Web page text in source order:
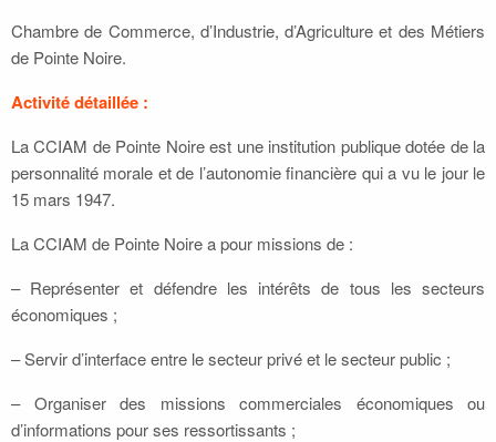
Chambre de Commerce, d’Industrie, d’Agriculture et des Métiers
de Pointe Noire.
Activité détaillée :
La CCIAM de Pointe Noire est une institution publique dotée de la
personnalité morale et de l’autonomie financière qui a vu le jour le
15 mars 1947.
La CCIAM de Pointe Noire a pour missions de :
– Représenter et défendre les intérêts de tous les secteurs
économiques ;
– Servir d’interface entre le secteur privé et le secteur public ;
– Organiser des missions commerciales économiques ou
d’informations pour ses ressortissants ;